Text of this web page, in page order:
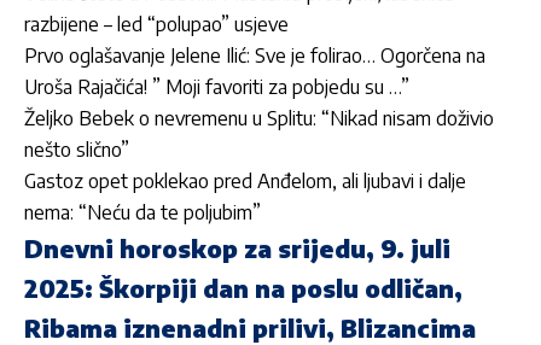
razbijene – led “polupao” usjeve
Prvo oglašavanje Jelene Ilić: Sve je folirao… Ogorčena na
Uroša Rajačića! ” Moji favoriti za pobjedu su …”
Željko Bebek o nevremenu u Splitu: “Nikad nisam doživio
nešto slično”
Gastoz opet poklekao pred Anđelom, ali ljubavi i dalje
nema: “Neću da te poljubim”
Dnevni horoskop za srijedu, 9. juli
2025: Škorpiji dan na poslu odličan,
Ribama iznenadni prilivi, Blizancima